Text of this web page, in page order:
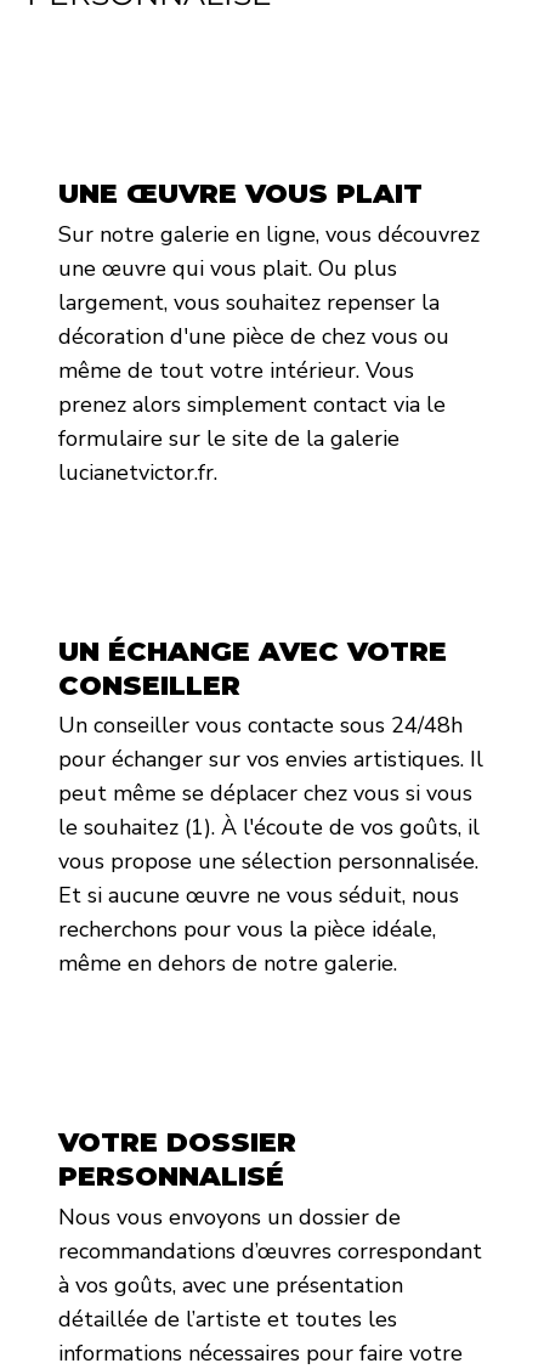
UNE ŒUVRE VOUS PLAIT
Sur notre galerie en ligne, vous découvrez
une œuvre qui vous plait. Ou plus
largement, vous souhaitez repenser la
décoration d'une pièce de chez vous ou
même de tout votre intérieur. Vous
prenez alors simplement contact via le
formulaire sur le site de la galerie
lucianetvictor.fr.
UN ÉCHANGE AVEC VOTRE
CONSEILLER
Un conseiller vous contacte sous 24/48h
pour échanger sur vos envies artistiques. Il
peut même se déplacer chez vous si vous
le souhaitez (1). À l'écoute de vos goûts, il
vous propose une sélection personnalisée.
Et si aucune œuvre ne vous séduit, nous
recherchons pour vous la pièce idéale,
même en dehors de notre galerie.
VOTRE DOSSIER
PERSONNALISÉ
Nous vous envoyons un dossier de
recommandations d’œuvres correspondant
à vos goûts, avec une présentation
détaillée de l’artiste et toutes les
informations nécessaires pour faire votre